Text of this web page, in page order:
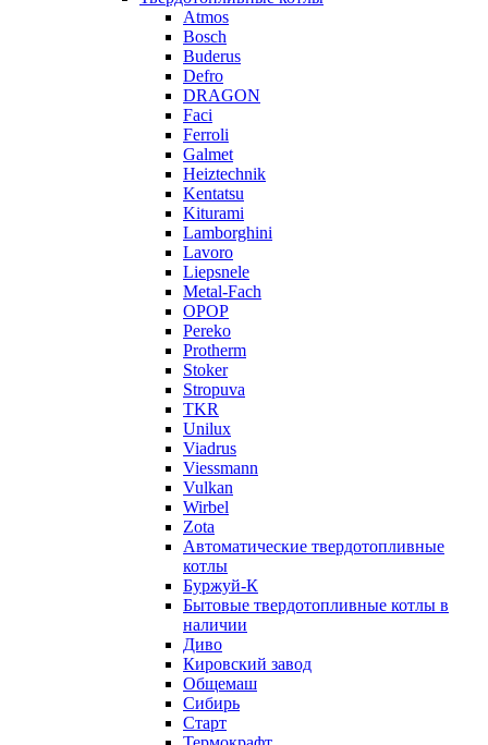
Atmos
Bosch
Buderus
Defro
DRAGON
Faci
Ferroli
Galmet
Heiztechnik
Kentatsu
Kiturami
Lamborghini
Lavoro
Liepsnele
Metal-Fach
OPOP
Pereko
Protherm
Stoker
Stropuva
TKR
Unilux
Viadrus
Viessmann
Vulkan
Wirbel
Zota
Автоматические твердотопливные
котлы
Буржуй-К
Бытовые твердотопливные котлы в
наличии
Диво
Кировский завод
Общемаш
Сибирь
Старт